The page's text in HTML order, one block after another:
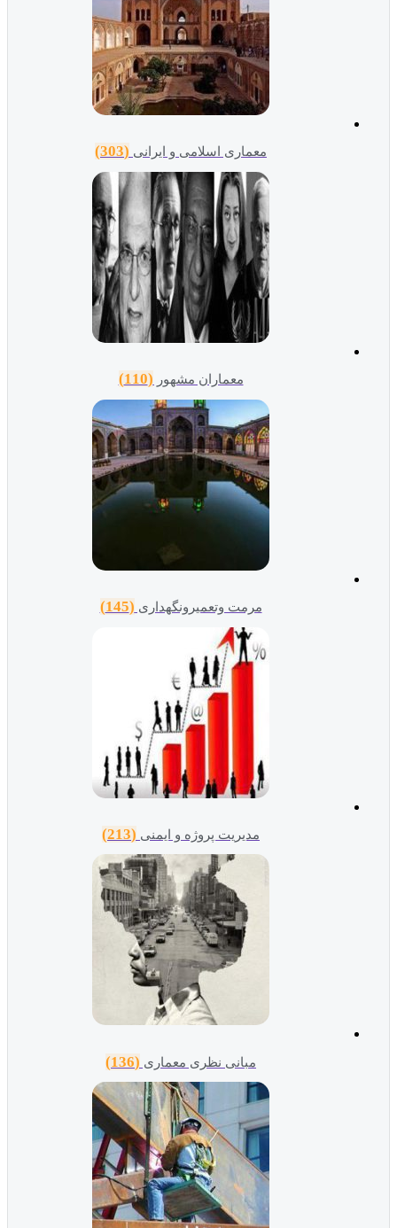
معماری اسلامی و ایرانی (303)
معماران مشهور (110)
مرمت وتعمیرونگهداری(145)
مدیریت پروژه و ایمنی (213)
مبانی نظری معماری (136)